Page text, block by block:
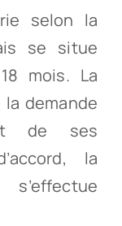
selon la
se situe
mois. La
demande
de ses
la